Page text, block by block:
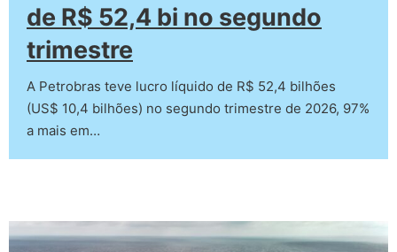
de R$ 52,4 bi no segundo
trimestre
A Petrobras teve lucro líquido de R$ 52,4 bilhões
(US$ 10,4 bilhões) no segundo trimestre de 2026, 97%
a mais em…